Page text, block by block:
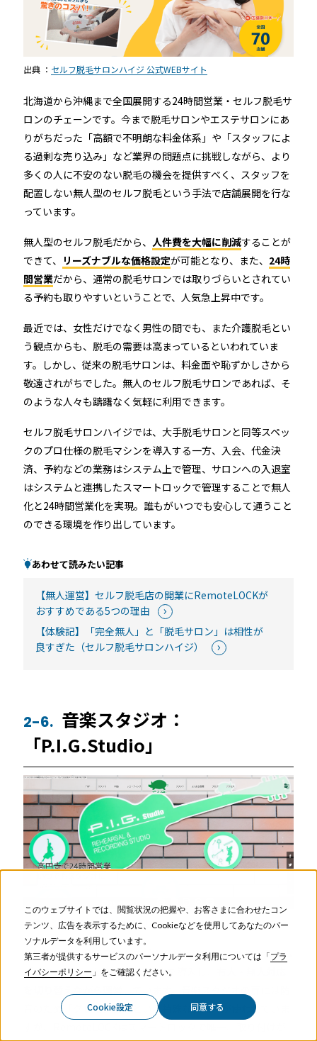
このウェブサイトでは、閲覧状況の把握や、お客さまに合わせたコン
テンツ、広告を表示するために、Cookieなどを使用してあなたのパー
ソナルデータを利用しています。
第三者が提供するサービスのパーソナルデータ利用については「プラ
イバシーポリシー 」をご確認ください。
Cookie設定 同意する
出典 ： セルフ脱毛サロンハイジ 公式WEBサイト
北海道から沖縄まで全国展開する24時間営業・セルフ脱毛サ
ロンのチェーンです。今まで脱毛サロンやエステサロンにあ
りがちだった「高額で不明朗な料金体系」や「スタッフによ
る過剰な売り込み」など業界の問題点に挑戦しながら、より
多くの人に不安のない脱毛の機会を提供すべく、スタッフを
配置しない無人型のセルフ脱毛という手法で店舗展開を行な
っています。
無人型のセルフ脱毛だから、 人件費を大幅に削減することが
できて、 リーズナブルな価格設定が可能となり、また、 24時
間営業だから、通常の脱毛サロンでは取りづらいとされてい
る予約も取りやすいということで、人気急上昇中です。
最近では、女性だけでなく男性の間でも、また介護脱毛とい
う観点からも、脱毛の需要は高まっているといわれていま
す。しかし、従来の脱毛サロンは、料金面や恥ずかしさから
敬遠されがちでした。無人のセルフ脱毛サロンであれば、そ
のような人々も躊躇なく気軽に利用できます。
セルフ脱毛サロンハイジでは、大手脱毛サロンと同等スペッ
クのプロ仕様の脱毛マシンを導入する一方、入会、代金決
済、予約などの業務はシステム上で管理、サロンへの入退室
はシステムと連携したスマートロックで管理することで無人
化と24時間営業化を実現。誰もがいつでも安心して通うこと
のできる環境を作り出しています。
あわせて読みたい記事
【無人運営】セルフ脱毛店の開業にRemoteLOCKが
おすすめである5つの理由
【体験記】「完全無人」と「脱毛サロン」は相性が
良すぎた（セルフ脱毛サロンハイジ）
2-6. 音楽スタジオ：
「P.I.G.Studio」
出典 ： P.I.G.Studio 公式WEBサイト
高円寺にある音楽スタジオ「P.I.G Studio」は、予約システム
「スタジオル」とRemoteLOCKを導入し、
音のため「グレモン錠」という特殊なレバーが使われていま